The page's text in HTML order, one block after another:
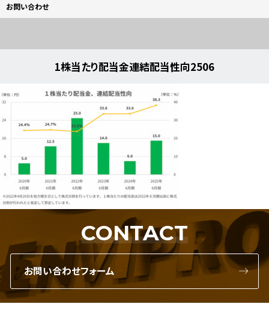
お問い合わせ
1株当たり配当金連結配当性向2506
CONTACT
お問い合わせフォーム